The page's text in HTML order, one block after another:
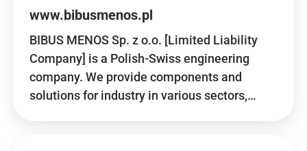
www.bibusmenos.pl
BIBUS MENOS Sp. z o.o. [Limited Liability
Company] is a Polish-Swiss engineering
company. We provide components and
solutions for industry in various sectors,…